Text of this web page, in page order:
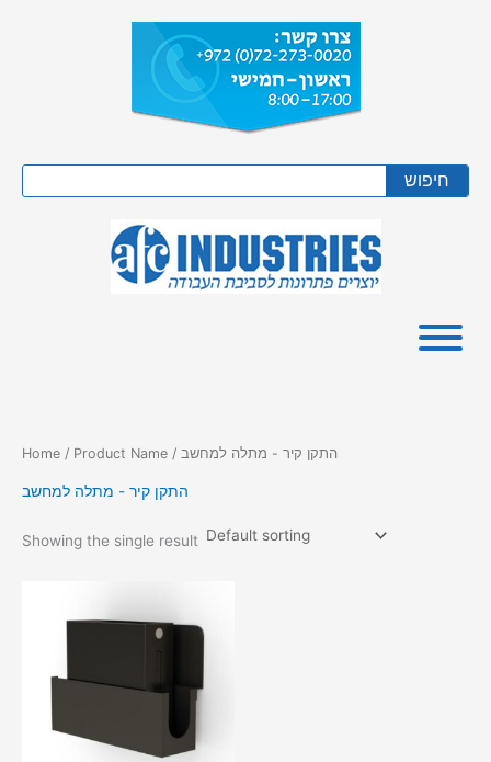
חיפוש
Home / Product Name / התקן קיר - מתלה למחשב
התקן קיר - מתלה למחשב
Showing the single result